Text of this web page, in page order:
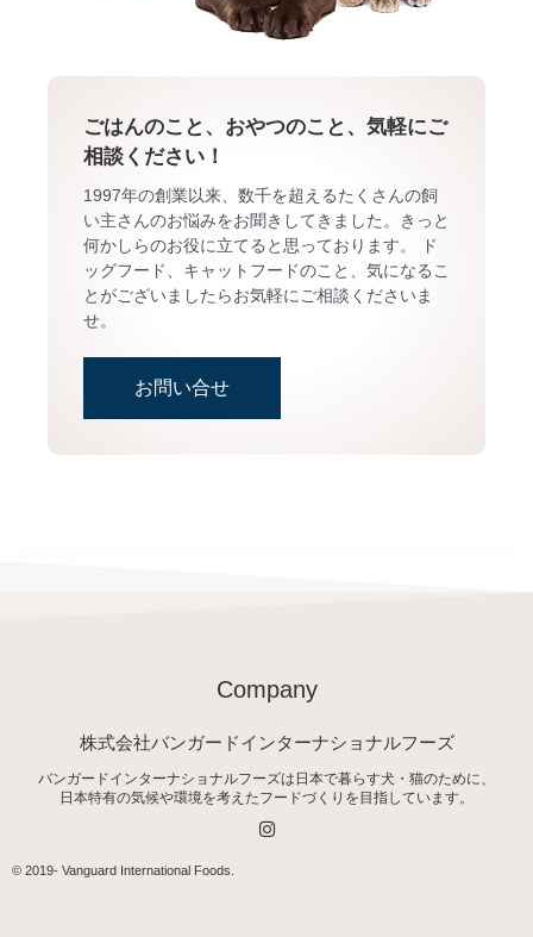
ごはんのこと、おやつのこと、気軽にご
相談ください！
1997年の創業以来、数千を超えるたくさんの飼
い主さんのお悩みをお聞きしてきました。きっと
何かしらのお役に立てると思っております。 ド
ッグフード、キャットフードのこと、気になるこ
とがございましたらお気軽にご相談くださいま
せ。
お問い合せ
Company
株式会社バンガードインターナショナルフーズ
バンガードインターナショナルフーズは日本で暮らす犬・猫のために、
日本特有の気候や環境を考えたフードづくりを目指しています。
I
n
© 2019- Vanguard International Foods